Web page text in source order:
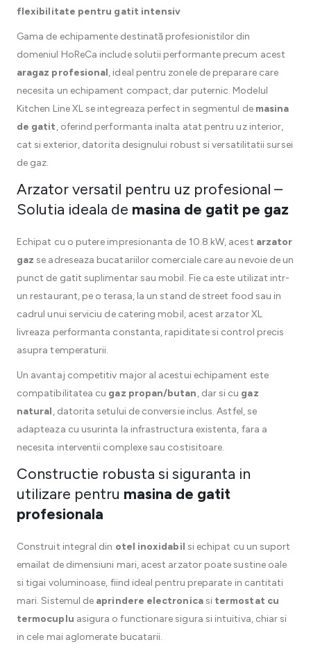
flexibilitate pentru gatit intensiv
Gama de echipamente destinată profesionistilor din
domeniul HoReCa include solutii performante precum acest
aragaz profesional, ideal pentru zonele de preparare care
necesita un echipament compact, dar puternic. Modelul
Kitchen Line XL se integreaza perfect in segmentul de masina
de gatit, oferind performanta inalta atat pentru uz interior,
cat si exterior, datorita designului robust si versatilitatii sursei
de gaz.
Arzator versatil pentru uz profesional –
Solutia ideala de masina de gatit pe gaz
Echipat cu o putere impresionanta de 10.8 kW, acest arzator
gaz se adreseaza bucatariilor comerciale care au nevoie de un
punct de gatit suplimentar sau mobil. Fie ca este utilizat intr-
un restaurant, pe o terasa, la un stand de street food sau in
cadrul unui serviciu de catering mobil, acest arzator XL
livreaza performanta constanta, rapiditate si control precis
asupra temperaturii.
Un avantaj competitiv major al acestui echipament este
compatibilitatea cu gaz propan/butan, dar si cu gaz
natural, datorita setului de conversie inclus. Astfel, se
adapteaza cu usurinta la infrastructura existenta, fara a
necesita interventii complexe sau costisitoare.
Constructie robusta si siguranta in
utilizare pentru masina de gatit
profesionala
Construit integral din otel inoxidabil si echipat cu un suport
emailat de dimensiuni mari, acest arzator poate sustine oale
si tigai voluminoase, fiind ideal pentru preparate in cantitati
mari. Sistemul de aprindere electronicasi termostat cu
termocuplu asigura o functionare sigura si intuitiva, chiar si
in cele mai aglomerate bucatarii.